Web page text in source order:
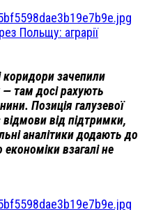
Польщу: аграрії
коридори зачепили
— там досі рахують
Позиція галузевої
відмови від підтримки,
аналітики додають до
взагалі не